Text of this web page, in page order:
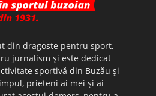
din dragoste pentru sport,
jurnalism şi este dedicat
sportivă din Buzău şi
prieteni ai mei şi ai